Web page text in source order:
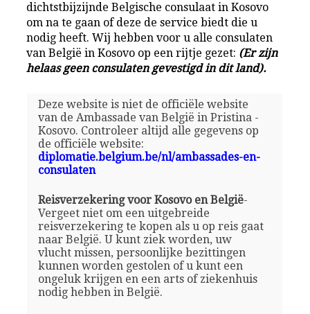
dichtstbijzijnde Belgische consulaat in Kosovo
om na te gaan of deze de service biedt die u
nodig heeft. Wij hebben voor u alle consulaten
van België in Kosovo op een rijtje gezet: (Er zijn
helaas geen consulaten gevestigd in dit land).
Deze website is niet de officiële website
van de Ambassade van België in Pristina -
Kosovo. Controleer altijd alle gegevens op
de officiële website:
diplomatie.belgium.be/nl/ambassades-en-
consulaten
Reisverzekering voor Kosovo en België-
Vergeet niet om een uitgebreide
reisverzekering te kopen als u op reis gaat
naar België. U kunt ziek worden, uw
vlucht missen, persoonlijke bezittingen
kunnen worden gestolen of u kunt een
ongeluk krijgen en een arts of ziekenhuis
nodig hebben in België.